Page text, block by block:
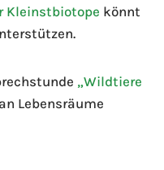
Kleinstbiotope könnt
„Wildtiere
Lebensräume